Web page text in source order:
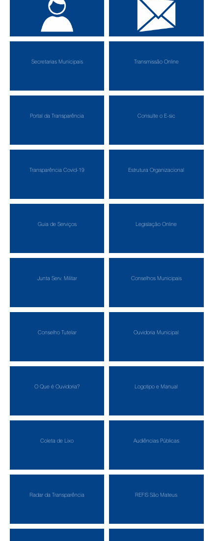
Portal do Servidor Fale com o Prefeito
Secretarias Municipais Transmissão Online
Portal da Transparência Consulte o E-sic
Transparência Covid-19 Estrutura Organizacional
Guia de Serviços Legislação Online
Junta Serv. Militar Conselhos Municipais
Conselho Tutelar Ouvidoria Municipal
O Que é Ouvidoria? Logotipo e Manual
Coleta de Lixo Audiências Públicas
Radar da Transparência REFIS São Mateus